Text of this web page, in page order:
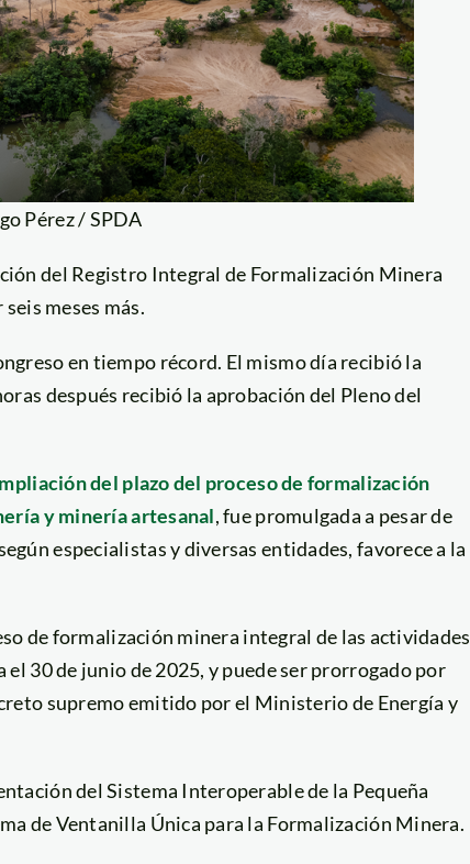
Pérez / SPDA
del Registro Integral de Formalización Minera
meses más.
en tiempo récord. El mismo día recibió la
después recibió la aprobación del Pleno del
del plazo del proceso de formalización
y minería artesanal, fue promulgada a pesar de
especialistas y diversas entidades, favorece a la
de formalización minera integral de las actividades
30 de junio de 2025, y puede ser prorrogado por
supremo emitido por el Ministerio de Energía y
del Sistema Interoperable de la Pequeña
de Ventanilla Única para la Formalización Minera.